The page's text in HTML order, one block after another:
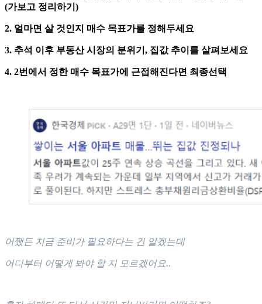
(가보고 정리하기)
2. 얼마면 살 것인지 매수 목표가를 정해두세요
3. 추석 이후 부동산 시장의 분위기, 집값 추이를 살펴보세요
4. 2번에서 정한 매수 목표가에 근접해진다면 최종선택
어쨌든 지금 준비가 필요하다는 건 알겠는데
어디부터 어떻게 봐야 할 지 모르겠어요..